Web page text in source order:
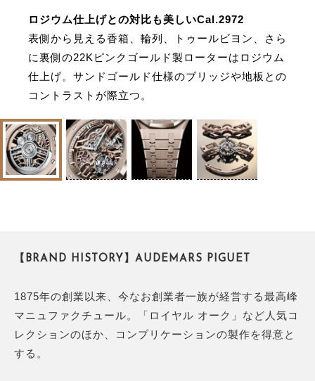
ロジウム仕上げとの対比も美しいCal.2972
表側から見える香箱、輪列、トゥールビヨン、さら
に裏側の22Kピンクゴールド製ローターはロジウム
仕上げ。サンドゴールド仕様のブリッジや地板との
コントラストが際立つ。
【BRAND HISTORY】AUDEMARS PIGUET
1875年の創業以来、今なお創業者一族が経営する最高峰
マニュファクチュール。「ロイヤル オーク」など人気コ
レクションのほか、コンプリケーションの製作を得意と
する。